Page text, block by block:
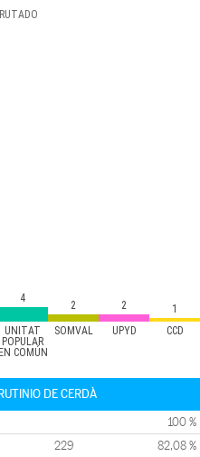
UNITAT
POPULAR
EN COMÚN
SOMVAL UPYD CCD
4
2 2 1
DE CERDÀ
100 %
229 82,08 %